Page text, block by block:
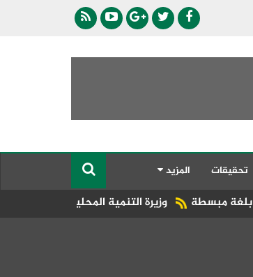
تحقيقات المزيد
وزيرة التنمية المحلية تتلقى تقريرًا حول جهود قطاع